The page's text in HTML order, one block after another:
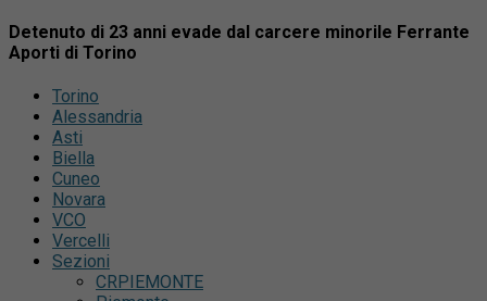
Detenuto di 23 anni evade dal carcere minorile Ferrante
Aporti di Torino
Torino
Alessandria
Asti
Biella
Cuneo
Novara
VCO
Vercelli
Sezioni
CRPIEMONTE